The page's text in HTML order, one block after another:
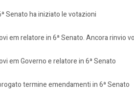
Senato ha iniziato le votazioni
em relatore in 6ª Senato. Ancora rinvio
em Governo e relatore in 6ª Senato
termine emendamenti in 6ª Senato